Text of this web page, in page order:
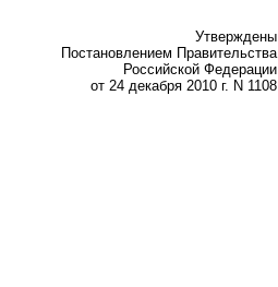
Утверждены
Постановлением Правительства
Российской Федерации
от 24 декабря 2010 г. N 1108